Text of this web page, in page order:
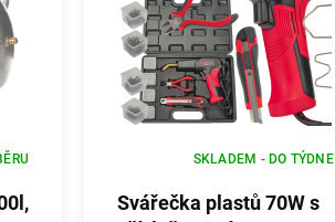
Svářečka plastů 70W s
SKLADEM - DO TÝDNE